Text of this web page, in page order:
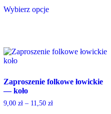
page
Wybierz opcje
multiple
variants.
The
may
be
chosen
on
Zaproszenie folkowe łowickie
— koło
9,00 zł– 11,50 zł